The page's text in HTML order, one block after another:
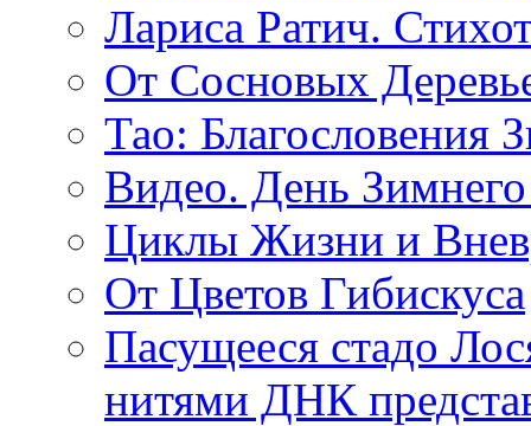
Лариса Ратич.
От Сосновых
Тао: Благословения
Видео. День
Циклы Жизни и
От Цветов Гибискуса
Пасущееся стадо
нитями ДНК